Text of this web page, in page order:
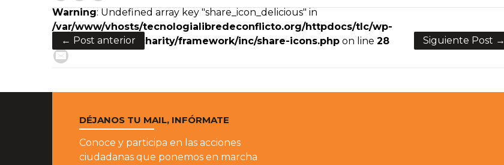
Warning: Undefined array key "share_icon_delicious" in
/var/www/vhosts/tecnologialibredeconflicto.org/httpdocs/tlc/wp-
content/themes/charity/framework/inc/share-icons.php on line 28
← Post anterior Siguiente Post →
DÉJANOS TU MAIL, INFÓRMATE
Conoce y participa en las acciones
ciudadanas que ponemos en marcha